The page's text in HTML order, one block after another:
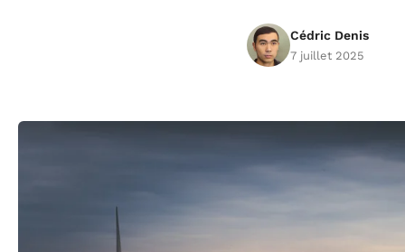
Cédric Denis
7 juillet 2025